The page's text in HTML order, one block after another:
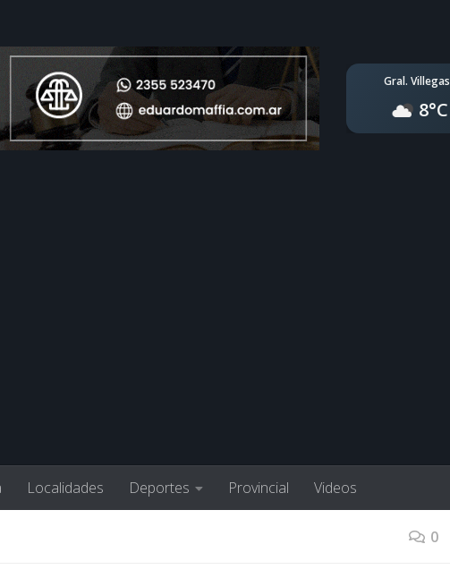
Gral. Villegas
8°C
Localidades Deportes Provincial Videos
0